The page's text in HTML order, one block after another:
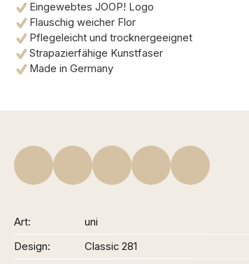
Eingewebtes JOOP! Logo
Flauschig weicher Flor
Pflegeleicht und trocknergeeignet
Strapazierfähige Kunstfaser
Made in Germany
Art
uni
Design
Classic 281